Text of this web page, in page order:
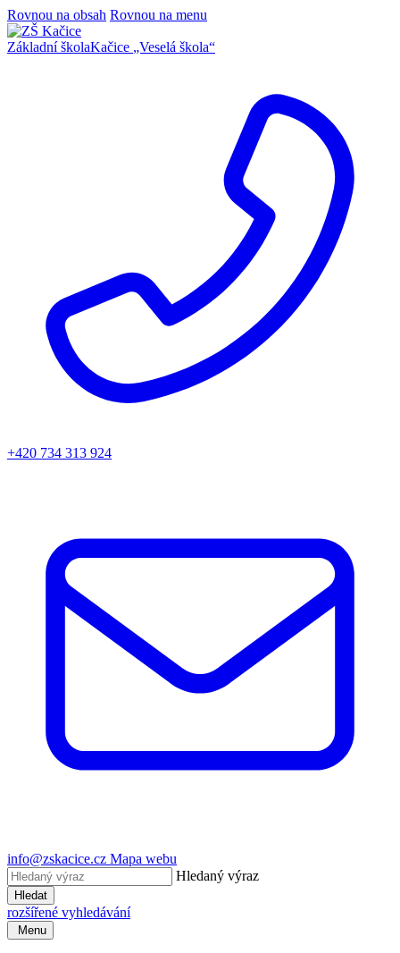
Rovnou na obsah Rovnou na menu
Základní školaKačice „Veselá škola“
+420 734 313 924
info@zskacice.cz Mapa webu
Hledaný výraz
Hledat
rozšířené vyhledávání
Menu